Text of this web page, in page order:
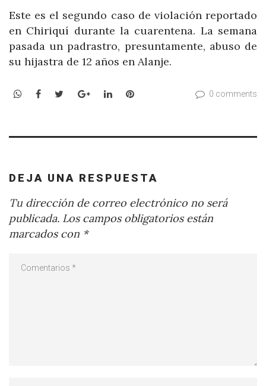
Este es el segundo caso de violación reportado
en Chiriquí durante la cuarentena. La semana
pasada un padrastro, presuntamente, abuso de
su hijastra de 12 años en Alanje.
WhatsApp
Facebook
TwitterGoogle+LinkedInPinterest 0 comments
DEJA UNA RESPUESTA
Tu dirección de correo electrónico no será
publicada. Los campos obligatorios están
marcados con *